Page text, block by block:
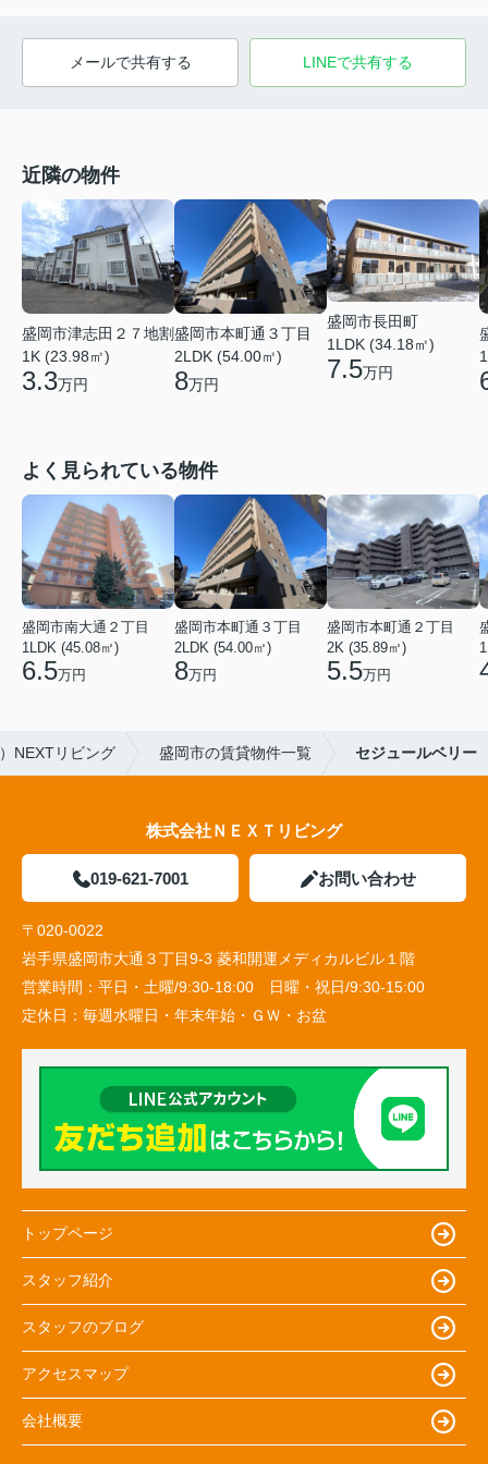
メールで共有する LINEで共有する
近隣の物件
盛岡市津志田２７地割
1K (23.98㎡)
3.3万円
盛岡市本町通３丁目
2LDK (54.00㎡)
8万円
盛岡市長田町
1LDK (34.18㎡)
7.5万円
よく見られている物件
盛岡市南大通２丁目
1LDK (45.08㎡)
6.5万円
盛岡市本町通３丁目
2LDK (54.00㎡)
8万円
盛岡市本町通２丁目
2K (35.89㎡)
5.5万円
NEXTリビング 盛岡市の賃貸物件一覧 セジュールベリー
株式会社ＮＥＸＴリビング
019-621-7001 お問い合わせ
〒020-0022
岩手県盛岡市大通３丁目9-3 菱和開運メディカルビル１階
営業時間： 平日・土曜/9:30-18:00 日曜・祝日/9:30-15:00
定休日： 毎週水曜日・年末年始・ＧＷ・お盆
トップページ
スタッフ紹介
スタッフのブログ
アクセスマップ
会社概要